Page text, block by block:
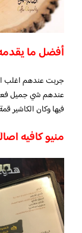
أفضل ما
جربت عندهم اغلب
عندهم شي جميل
فيها وكان الكاشير
منيو كافيه